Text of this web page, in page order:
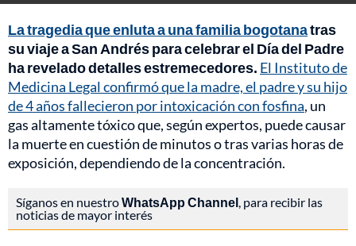
La tragedia que enluta a una familia bogotanatras
su viaje a San Andrés para celebrar el Día del Padre
ha revelado detalles estremecedores. El Instituto de
Medicina Legal confirmó que la madre, el padre y su hijo
de 4 años fallecieron por intoxicación con fosfina, un
gas altamente tóxico que, según expertos, puede causar
la muerte en cuestión de minutos o tras varias horas de
exposición, dependiendo de la concentración.
Síganos en nuestroWhatsApp Channel, para recibir las
noticias de mayor interés